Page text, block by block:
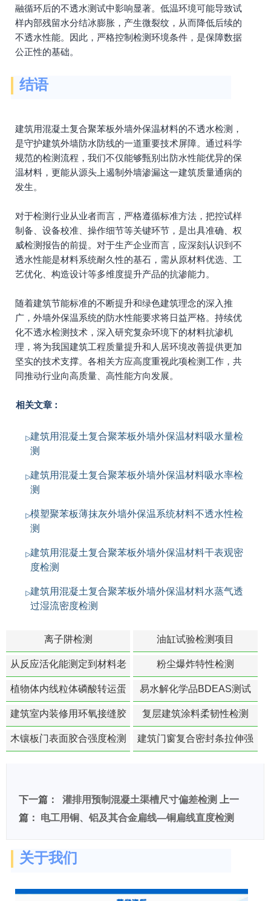
融循环后的不透水测试中影响显著。低温环境可能导致试
样内部残留水分结冰膨胀，产生微裂纹，从而降低后续的
不透水性能。因此，严格控制检测环境条件，是保障数据
公正性的基础。
结语
建筑用混凝土复合聚苯板外墙外保温材料的不透水检测，
是守护建筑外墙防水防线的一道重要技术屏障。通过科学
规范的检测流程，我们不仅能够甄别出防水性能优异的保
温材料，更能从源头上遏制外墙渗漏这一建筑质量通病的
发生。
对于检测行业从业者而言，严格遵循标准方法，把控试样
制备、设备校准、操作细节等关键环节，是出具准确、权
威检测报告的前提。对于生产企业而言，应深刻认识到不
透水性能是材料系统耐久性的基石，需从原材料优选、工
艺优化、构造设计等多维度提升产品的抗渗能力。
随着建筑节能标准的不断提升和绿色建筑理念的深入推
广，外墙外保温系统的防水性能要求将日益严格。持续优
化不透水检测技术，深入研究复杂环境下的材料抗渗机
理，将为我国建筑工程质量提升和人居环境改善提供更加
坚实的技术支撑。各相关方应高度重视此项检测工作，共
同推动行业向高质量、高性能方向发展。
相关文章：
建筑用混凝土复合聚苯板外墙外保温材料吸水量检
测
建筑用混凝土复合聚苯板外墙外保温材料吸水率检
测
模塑聚苯板薄抹灰外墙外保温系统材料不透水性检
测
建筑用混凝土复合聚苯板外墙外保温材料干表观密
度检测
建筑用混凝土复合聚苯板外墙外保温材料水蒸气透
过湿流密度检测
离子阱检测 油缸试验检测项目
从反应活化能测定到材料老
化寿命预测的经典模型
粉尘爆炸特性检测
植物体内线粒体磷酸转运蛋
白活性检测
易水解化学品BDEAS测试
建筑室内装修用环氧接缝胶
苯含量检测
复层建筑涂料柔韧性检测
木镶板门表面胶合强度检测
建筑门窗复合密封条拉伸强
下一篇： 灌排用预制混凝土渠槽尺寸偏差检测
上一
篇： 电工用铜、铝及其合金扁线—铜扁线直度检测
关于我们